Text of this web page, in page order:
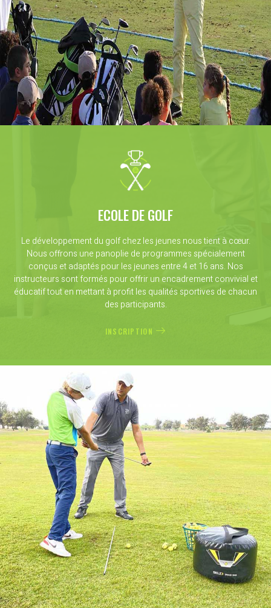
ECOLE DE GOLF
Le développement du golf chez les jeunes nous tient à cœur.
Nous offrons une panoplie de programmes spécialement
conçus et adaptés pour les jeunes entre 4 et 16 ans. Nos
instructeurs sont formés pour offrir un encadrement convivial et
éducatif tout en mettant à profit les qualités sportives de chacun
des participants.
INSCRIPTION